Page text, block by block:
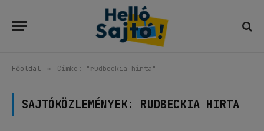
Főoldal » Címke: "rudbeckia hirta"
SAJTÓKÖZLEMÉNYEK: RUDBECKIA HIRTA